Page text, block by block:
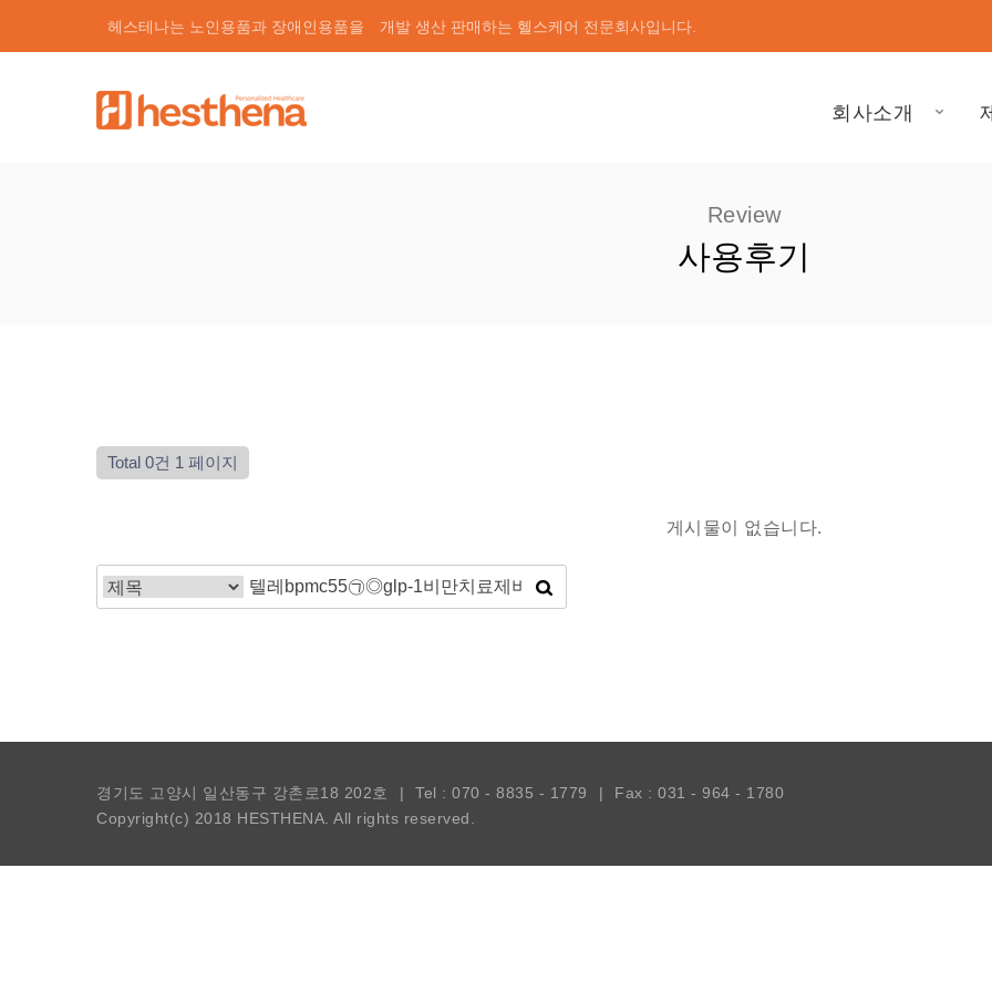
헤스테나는 노인용품과 장애인용품을 개발 생산 판매하는 헬스케어 전문회사입니다.
회사소개
Review
사용후기
Total 0건 1 페이지
게시물이 없습니다.
경기도 고양시 일산동구 강촌로18 202호 | Tel : 070 - 8835 - 1779 |
Fax : 031 - 964 - 1780
Copyright(c) 2018 HESTHENA. All rights reserved.